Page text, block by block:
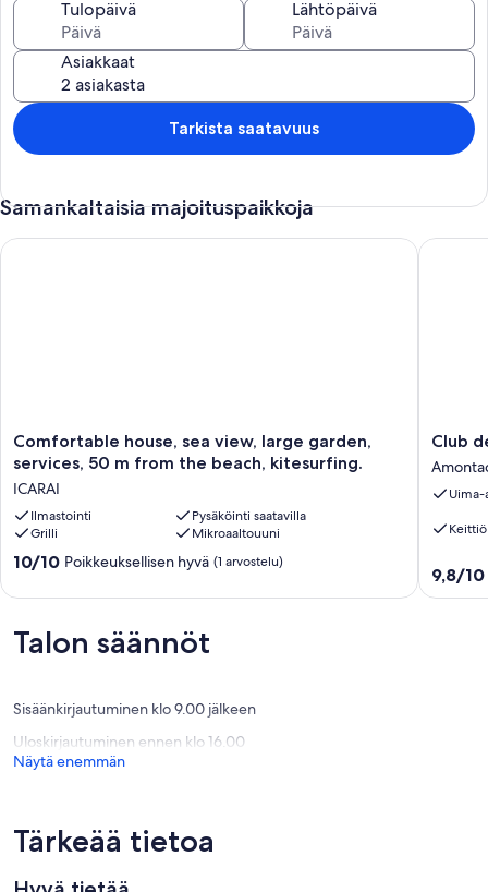
Tulopäivä Lähtöpäivä
Asiakkaat
Tarkista saatavuus
Samankaltaisia majoituspaikkoja
Comfortable
house,
view,
large
garden,
services,
m
the
beach,
Comfortable house, sea view, large garden,
services, 50 m from the beach, kitesurfing.
ICARAI
Ilmastointi
Pysäköinti saatavilla
Grilli
Mikroaaltouuni
10.0
10,
hyvä,
(1
10/10 Poikkeuksellisen hyvä (1 arvostelu)
Comfortable house, sea view, large garden, services, 50 m
Club
de
Mar
Condo
Club
Uima-
Keittiö
9.8
kautta
9,8/10
Club de
Talon säännöt
Sisäänkirjautuminen klo 9.00 jälkeen
Uloskirjautuminen ennen klo 16.00
Näytä enemmän
Tärkeää tietoa